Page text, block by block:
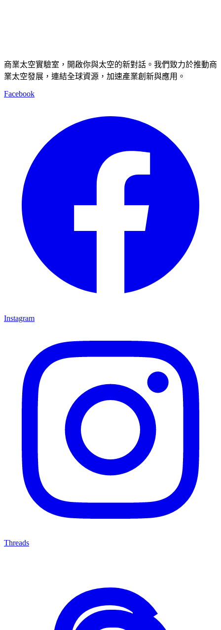
商業太空實驗室，開啟你與太空的新對話。我們致力於推動商
業太空發展，連結全球資源，加速產業創新與應用。
Facebook
Instagram
Threads